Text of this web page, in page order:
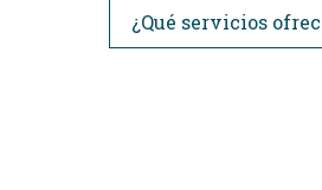
¿Qué servicios